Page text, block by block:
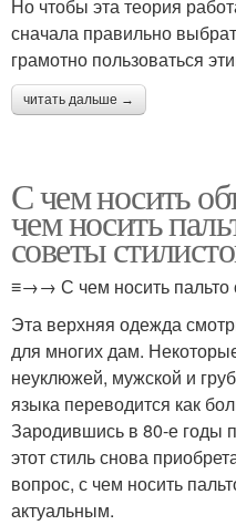
Но чтобы эта теория
сначала правильно
грамотно пользоваться
читать дальше →
С чем носить
чем носить
советы
≡→→ С чем носить пальто
Эта верхняя одежда
для многих дам.
неуклюжей, мужской и
языка переводится как
Зародившись в 80-е годы
этот стиль снова
вопрос, с чем носить
актуальным.